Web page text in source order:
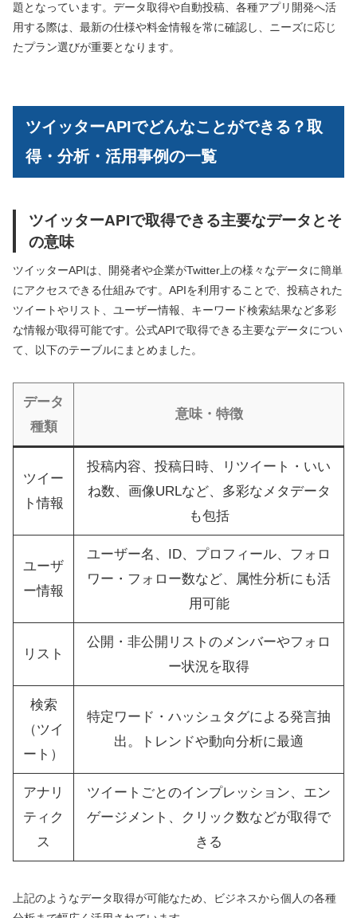
題となっています。データ取得や自動投稿、各種アプリ開発へ活
用する際は、最新の仕様や料金情報を常に確認し、ニーズに応じ
たプラン選びが重要となります。
ツイッターAPIでどんなことができる？取
得・分析・活用事例の一覧
ツイッターAPIで取得できる主要なデータとそ
の意味
ツイッターAPIは、開発者や企業がTwitter上の様々なデータに簡単
にアクセスできる仕組みです。APIを利用することで、投稿された
ツイートやリスト、ユーザー情報、キーワード検索結果など多彩
な情報が取得可能です。公式APIで取得できる主要なデータについ
て、以下のテーブルにまとめました。
データ
種類
意味・特徴
ツイー
ト情報
投稿内容、投稿日時、リツイート・いい
ね数、画像URLなど、多彩なメタデータ
も包括
ユーザ
ー情報
ユーザー名、ID、プロフィール、フォロ
ワー・フォロー数など、属性分析にも活
用可能
リスト
公開・非公開リストのメンバーやフォロ
ー状況を取得
検索
（ツイ
ート）
特定ワード・ハッシュタグによる発言抽
出。トレンドや動向分析に最適
アナリ
ティク
ス
ツイートごとのインプレッション、エン
ゲージメント、クリック数などが取得で
きる
上記のようなデータ取得が可能なため、ビジネスから個人の各種